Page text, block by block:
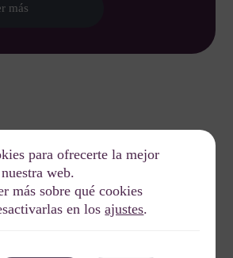
más
para ofrecerte la mejor
web.
más sobre qué cookies
en losajustes.